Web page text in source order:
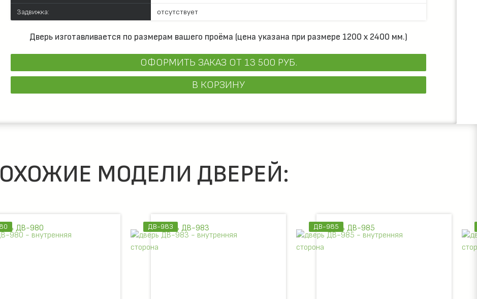
Задвижка:
отсутствует
Дверь изготавливается по размерам вашего проёма (цена указана при размере 1200 x 2400 мм.)
ОФОРМИТЬ ЗАКАЗ ОТ 13 500 РУБ.
В КОРЗИНУ
МОДЕЛИ ДВЕРЕЙ:
ДВ-983 ДВ-985